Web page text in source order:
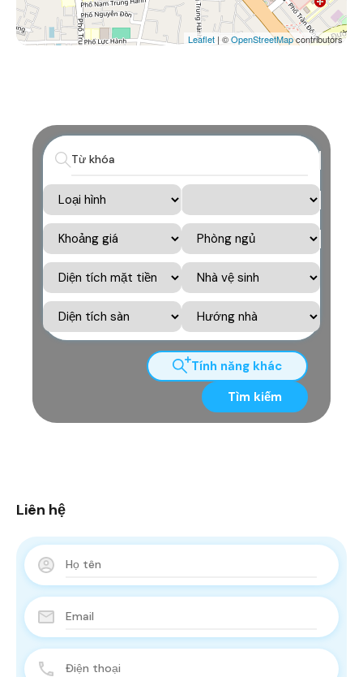
Leaflet | ©OpenStreetMapcontributors
Tính năng khác
Tìm kiếm
Liên hệ